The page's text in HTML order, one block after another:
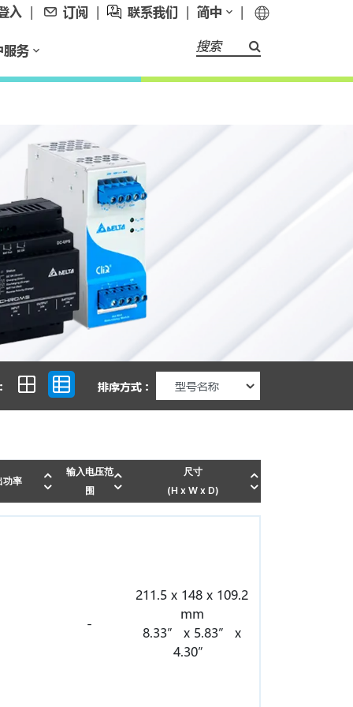
入 | 订阅 | 联系我们 | 简中 |
搜索
服务
排序方式 :
功率
输入电压范
围
尺寸
(H x W x D)
-
211.5 x 148 x 109.2
mm
8.33” x 5.83” x
4.30”